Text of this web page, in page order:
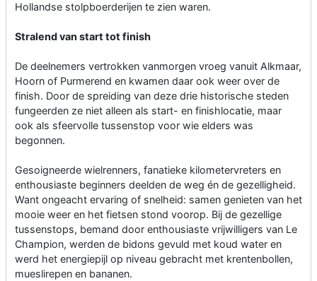
Hollandse stolpboerderijen te zien waren.
Stralend van start tot finish
De deelnemers vertrokken vanmorgen vroeg vanuit Alkmaar,
Hoorn of Purmerend en kwamen daar ook weer over de
finish. Door de spreiding van deze drie historische steden
fungeerden ze niet alleen als start- en finishlocatie, maar
ook als sfeervolle tussenstop voor wie elders was
begonnen.
Gesoigneerde wielrenners, fanatieke kilometervreters en
enthousiaste beginners deelden de weg én de gezelligheid.
Want ongeacht ervaring of snelheid: samen genieten van het
mooie weer en het fietsen stond voorop. Bij de gezellige
tussenstops, bemand door enthousiaste vrijwilligers van Le
Champion, werden de bidons gevuld met koud water en
werd het energiepijl op niveau gebracht met krentenbollen,
mueslirepen en bananen.